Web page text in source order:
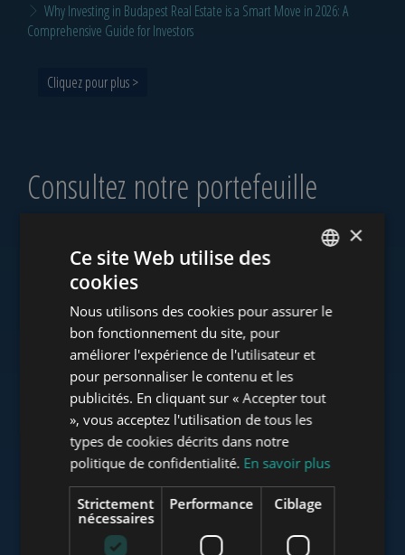
Why Investing in Budapest Real Estate is a Smart Move in 2026: A
Comprehensive Guide for Investors
Cliquez pour plus >
Consultez notre portefeuille
www.towerassistance.com
www.mybudapesthome.com
HUNGARIAN
FRENCH
ITALIAN
RUSSIAN
ARABIC
×
Ce site Web utilise des
cookies
Nous utilisons des cookies pour assurer le
bon fonctionnement du site, pour
améliorer l'expérience de l'utilisateur et
pour personnaliser le contenu et les
publicités. En cliquant sur « Accepter tout
», vous acceptez l'utilisation de tous les
types de cookies décrits dans notre
politique de confidentialité. En savoir plus
Strictement
nécessaires
Performance Ciblage